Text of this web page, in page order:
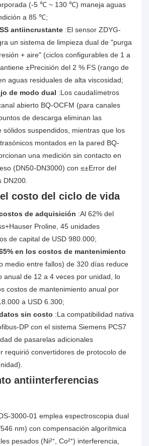
(-5 ℃ ~ 130 ℃) maneja aguas
a 85 ℃;
antiincrustante :El sensor ZDYG-
un sistema de limpieza dual de "purga
+ aire" (ciclos configurables de 1 a
±Precisión del 2 % FS (rango de
aguas residuales de alta viscosidad;
de modo dual :Los caudalímetros
abierto BQ-OCFM (para canales
de descarga eliminan las
sólidos suspendidos, mientras que los
montados en la pared BQ-
una medición sin contacto en
(DN50-DN3000) con ≤±Error del
DN200.
costo del ciclo de vida
de adquisición :Al 62% del
Proline, 45 unidades
de capital de USD 980.000;
en los costos de mantenimiento
medio entre fallos) de 320 días reduce
anual de 12 a 4 veces por unidad, lo
costos de mantenimiento anual por
a USD 6.300;
sin costo :La compatibilidad nativa
DP con el sistema Siemens PCS7
de pasarelas adicionales
requirió convertidores de protocolo de
antiinterferencias
3000-01 emplea espectroscopia dual
nm) con compensación algorítmica
pesados ​​(Ni²⁺, Co²⁺) interferencia,